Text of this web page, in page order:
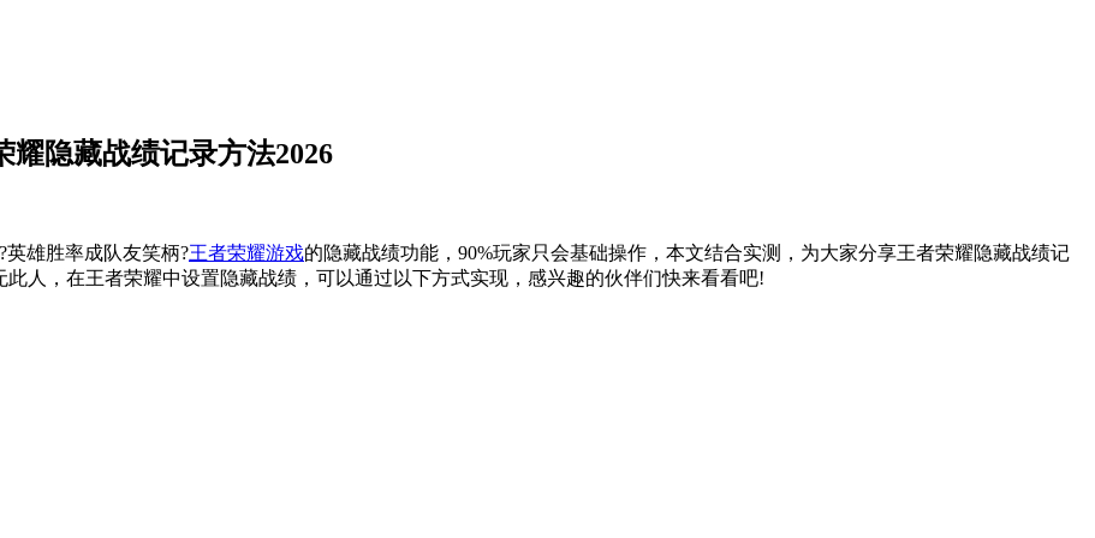
隐藏战绩记录方法2026
雄胜率成队友笑柄?王者荣耀游戏的隐藏战绩功能，90%玩家只会基础操作，本文结合实测，为大家分享王者荣耀隐藏战绩记
人，在王者荣耀中设置隐藏战绩，可以通过以下方式实现，感兴趣的伙伴们快来看看吧!